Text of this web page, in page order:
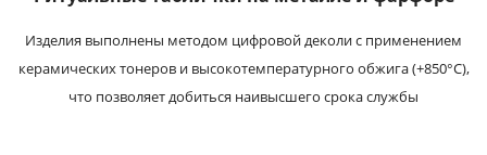
Изделия выполнены методом цифровой деколи с применением
керамических тонеров и высокотемпературного обжига (+850°С),
что позволяет добиться наивысшего срока службы